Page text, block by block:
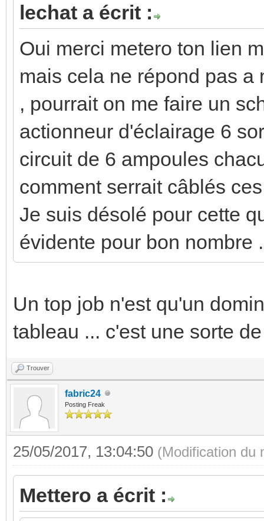
lechat a écrit :
Oui merci metero ton lien
mais cela ne répond pas
, pourrait on me faire un
actionneur d'éclairage 6
circuit de 6 ampoules
comment serrait câblés
Je suis désolé pour cette
évidente pour bon nombre .
Un top job n'est qu'un
tableau ... c'est une sorte
Trouver
fabric24
Posting Freak
25/05/2017, 13:04:50 (Modification du
Mettero a écrit :